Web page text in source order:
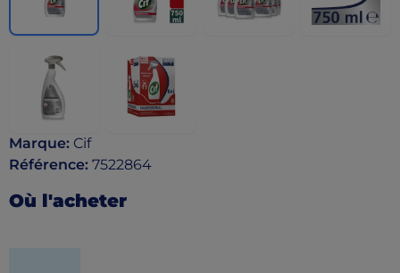
Marque: Cif
Référence: 7522864
Où l'acheter